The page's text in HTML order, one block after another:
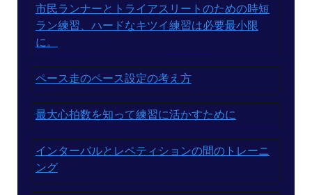
市民ランナーとトライアスリートのための時短
ラン練習、ハードなキツイ練習は必要最小限
に。
ペース走のペース設定の考え方
最大心拍数を知って練習に活かすために
インターバルとレペティションの間のトレーニ
ング